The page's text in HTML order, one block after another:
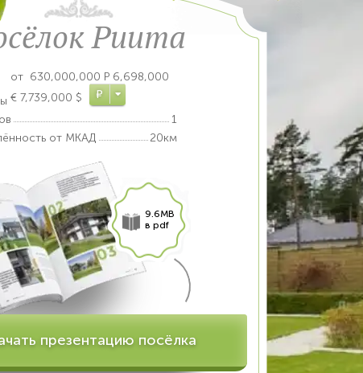
Риита
от 630,000,000 Р 6,698,000
€ 7,739,000 $
Р
1
от МКАД
20км
9.6MB
в pdf
презентацию посёлка